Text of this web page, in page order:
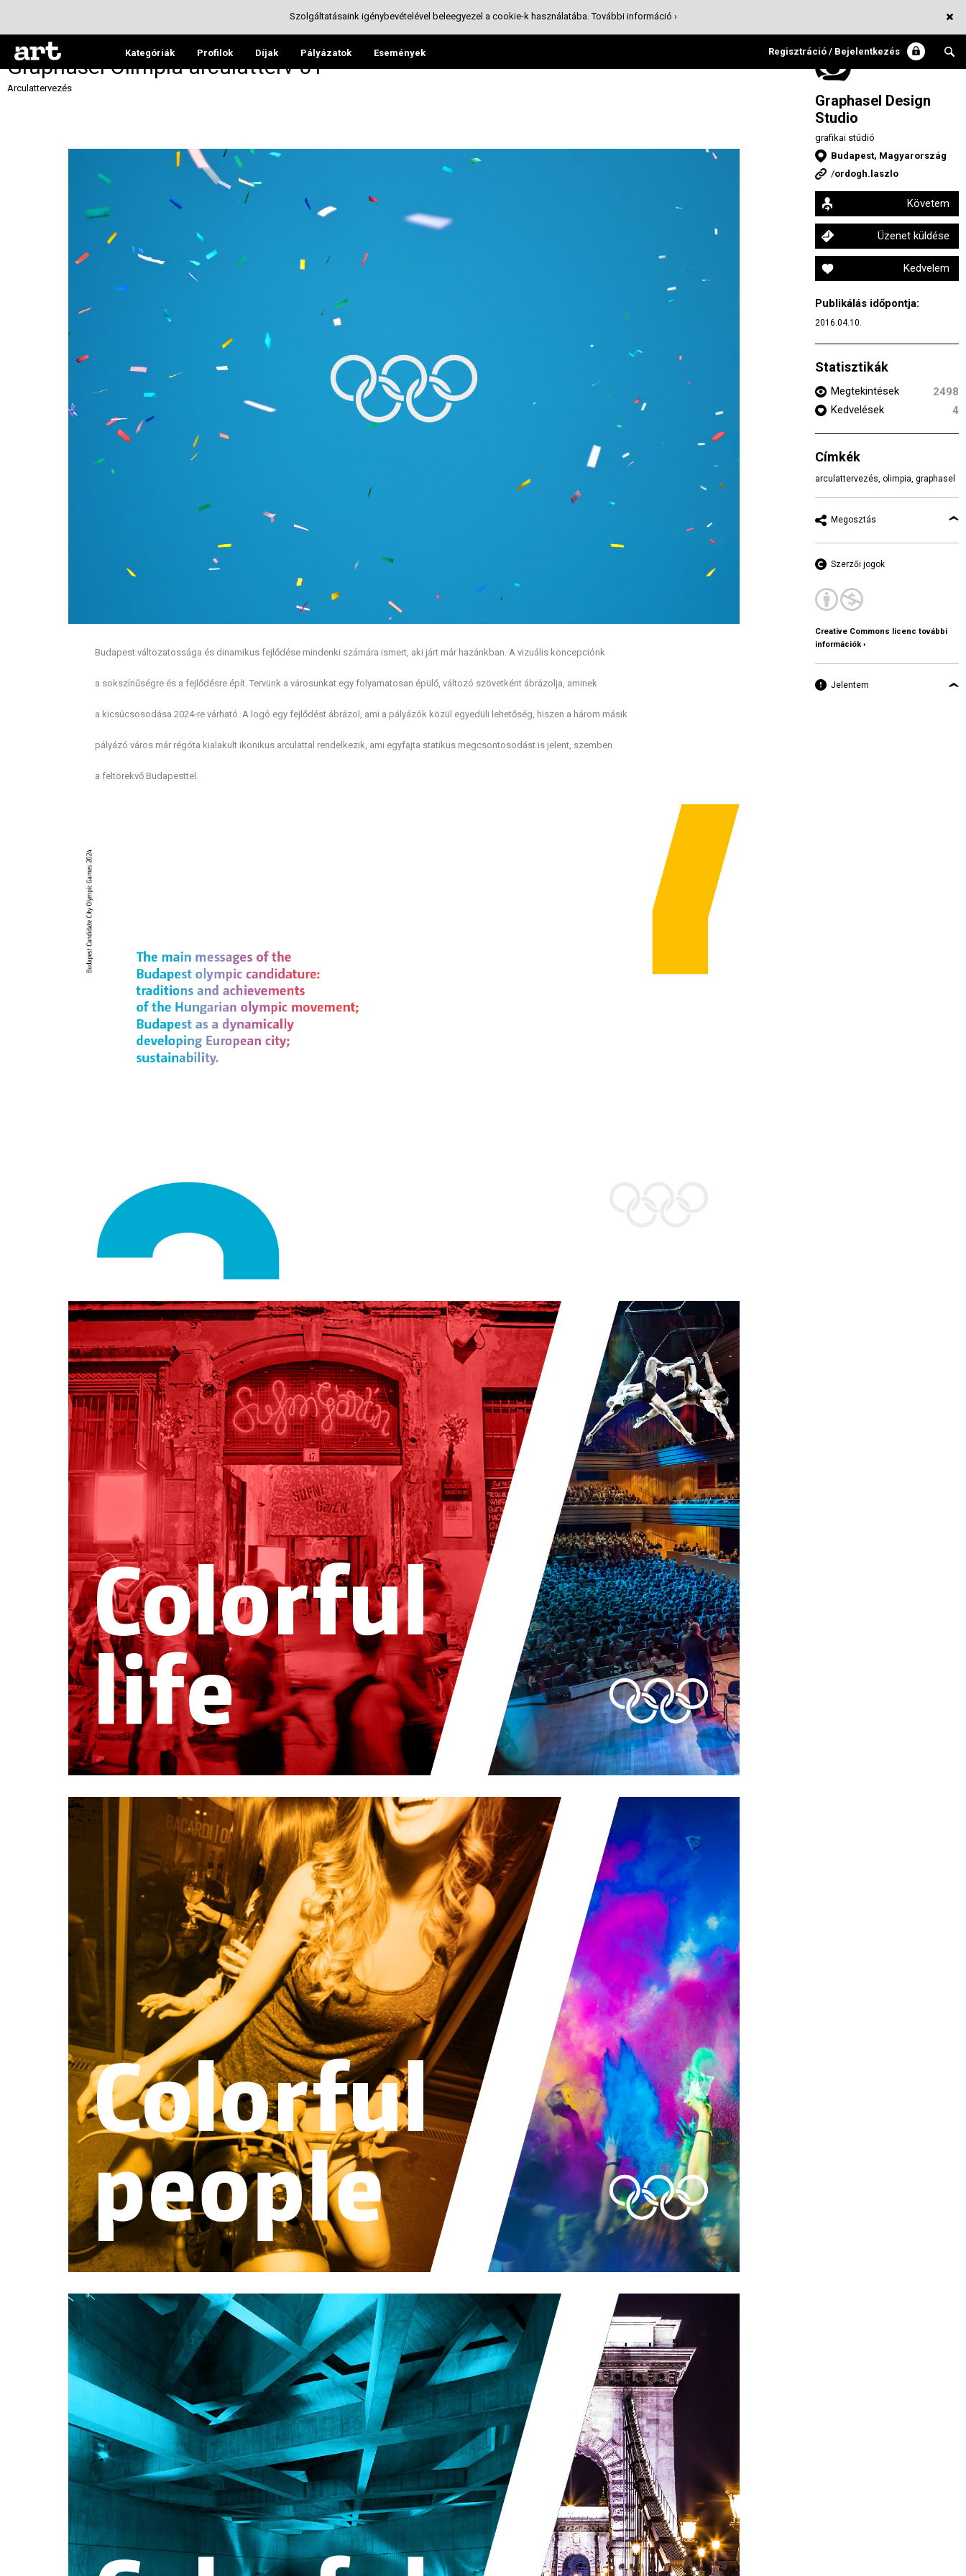
Kategóriák Profilok Díjak Pályázatok Események Regisztráció / Bejelentkezés
Graphasel Olimpia arculatterv 01
Arculattervezés
Budapest változatossága és dinamikus fejlődése mindenki számára ismert, aki járt már hazánkban. A vizuális koncepciónk
a sokszínűségre és a fejlődésre épít. Tervünk a városunkat egy folyamatosan épülő, változó szövetként ábrázolja, aminek
a kicsúcsosodása 2024-re várható. A logó egy fejlődést ábrázol, ami a pályázók közül egyedüli lehetőség, hiszen a három másik
pályázó város már régóta kialakult ikonikus arculattal rendelkezik, ami egyfajta statikus megcsontosodást is jelent, szemben
a feltörekvő Budapesttel.
Graphasel Design
Studio
grafikai stúdió
Budapest, Magyarország
/ordogh.laszlo
Követem
Üzenet küldése
Kedvelem
Publikálás időpontja:
2016.04.10.
Statisztikák
Megtekintések
2498
Kedvelések
4
Címkék
arculattervezés, olimpia, graphasel
Megosztás
Szerzői jogok
Creative Commons licenc további
információk ›
Jelentem
Szolgáltatásaink igénybevételével beleegyezel a cookie-k használatába.További információ ›